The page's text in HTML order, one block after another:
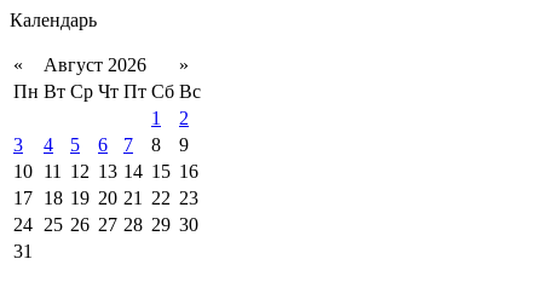
Календарь
« Август 2026
»
Пн Вт Ср Чт Пт Сб Вс
1
2
3
4 5 6 7 8
9
10 11 12 13 14 15 16
17 18 19 20 21 22 23
24 25 26 27 28 29 30
31